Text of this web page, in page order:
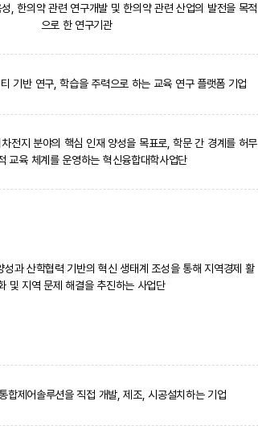
, 한의약 관련 연구개발 및 한의약 관련 산업의 발전을 목적
으로 한 연구기관
기반 연구, 학습을 주력으로 하는 교육 연구 플랫폼 기업
전지 분야의 핵심 인재 양성을 목표로, 학문 간 경계를 허무
교육 체계를 운영하는 혁신융합대학사업단
성과 산학협력 기반의 혁신 생태계 조성을 통해 지역경제 활
및 지역 문제 해결을 추진하는 사업단
합제어솔루션을 직접 개발, 제조, 시공설치하는 기업